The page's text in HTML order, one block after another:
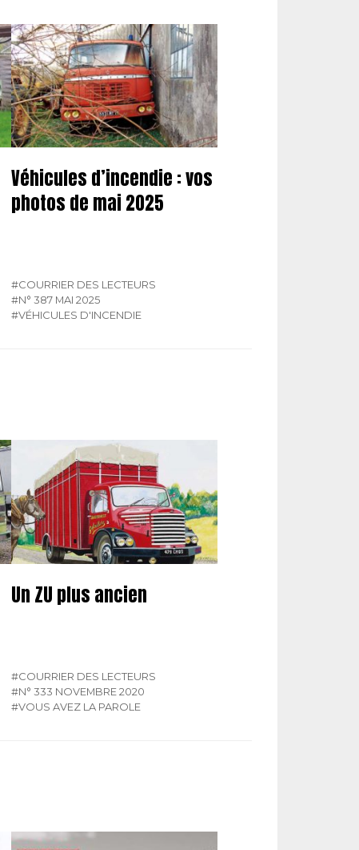
Véhicules d’incendie : vos
photos de mai 2025
#COURRIER DES LECTEURS
#N° 387 MAI 2025
#VÉHICULES D'INCENDIE
Un ZU plus ancien
#COURRIER DES LECTEURS
#N° 333 NOVEMBRE 2020
#VOUS AVEZ LA PAROLE